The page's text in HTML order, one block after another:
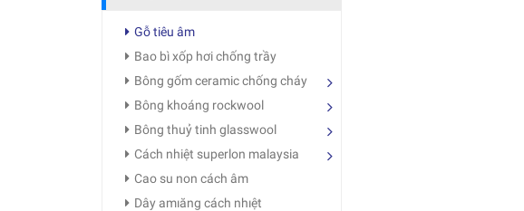
Gỗ tiêu âm
Bao bì xốp hơi chống trầy
Bông gốm ceramic chống cháy
Bông khoáng rockwool
Bông thuỷ tinh glasswool
Cách nhiệt superlon malaysia
Cao su non cách âm
Dây amıăng cách nhıệt